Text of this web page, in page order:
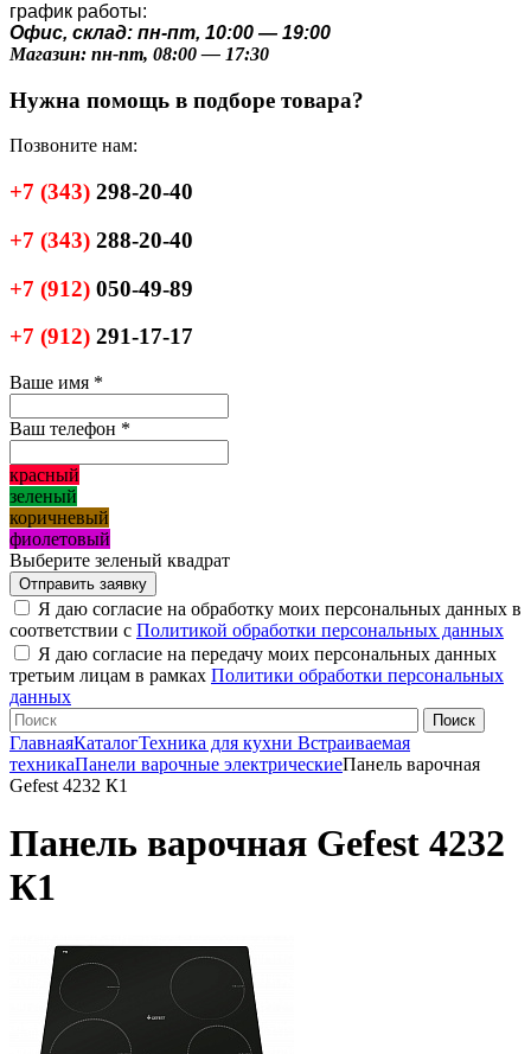
график работы:
Офис, склад: пн-пт, 10:00 — 19:00
Магазин: пн-пт, 08:00 — 17:30
Нужна помощь в подборе товара?
Позвоните нам:
+7 (343) 298-20-40
+7 (343) 288-20-40
+7 (912) 050-49-89
+7 (912) 291-17-17
Ваше имя *
Ваш телефон *
красный
зеленый
коричневый
фиолетовый
Выберите зеленый квадрат
Я даю согласие на обработку моих персональных данных в
соответствии с Политикой обработки персональных данных
Я даю согласие на передачу моих персональных данных
третьим лицам в рамках Политики обработки персональных
данных
ГлавнаяКаталогТехника для кухни Встраиваемая
техникаПанели варочные электрическиеПанель варочная
Gefest 4232 К1
Панель варочная Gefest 4232
К1